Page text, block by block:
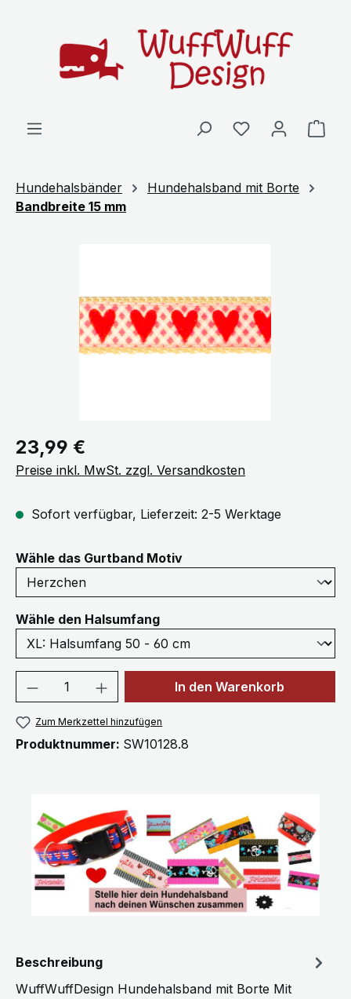
Hundehalsbänder
Hundehalsband mit Borte
Bandbreite 15 mm
Regulärer Preis:
23,99 €
Preise inkl. MwSt. zzgl. Versandkosten
Sofort verfügbar, Lieferzeit: 2-5 Werktage
Wähle das Gurtband Motivauswählen
Wähle den Halsumfangauswählen
Produkt Anzahl: Gib denIn den Warenkorb
Zum Merkzettel hinzufügen
Produktnummer: SW10128.8
Beschreibung
WuffWuffDesign Hundehalsband mit Borte Mit